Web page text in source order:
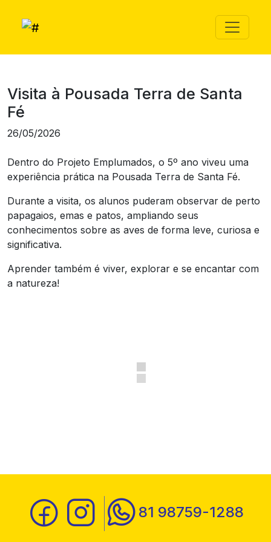
Visita à Pousada Terra de Santa
Fé
26/05/2026
Dentro do Projeto Emplumados, o 5º ano viveu uma
experiência prática na Pousada Terra de Santa Fé.
Durante a visita, os alunos puderam observar de perto
papagaios, emas e patos, ampliando seus
conhecimentos sobre as aves de forma leve, curiosa e
significativa.
Aprender também é viver, explorar e se encantar com
a natureza!
81 98759-1288